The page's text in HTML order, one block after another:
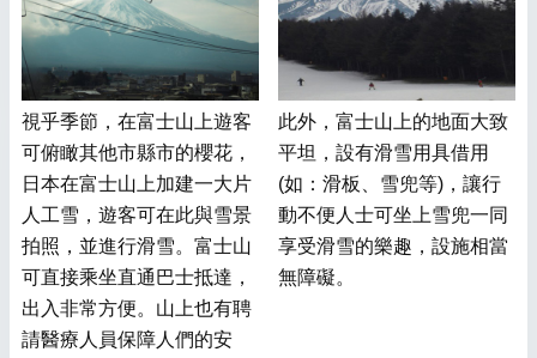
視乎季節，在富士山上遊客
可俯瞰其他市縣市的櫻花，
日本在富士山上加建一大片
人工雪，遊客可在此與雪景
拍照，並進行滑雪。富士山
可直接乘坐直通巴士抵達，
出入非常方便。山上也有聘
請醫療人員保障人們的安
此外，富士山上的地面大致
平坦，設有滑雪用具借用
(如：滑板、雪兜等)，讓行
動不便人士可坐上雪兜一同
享受滑雪的樂趣，設施相當
無障礙。